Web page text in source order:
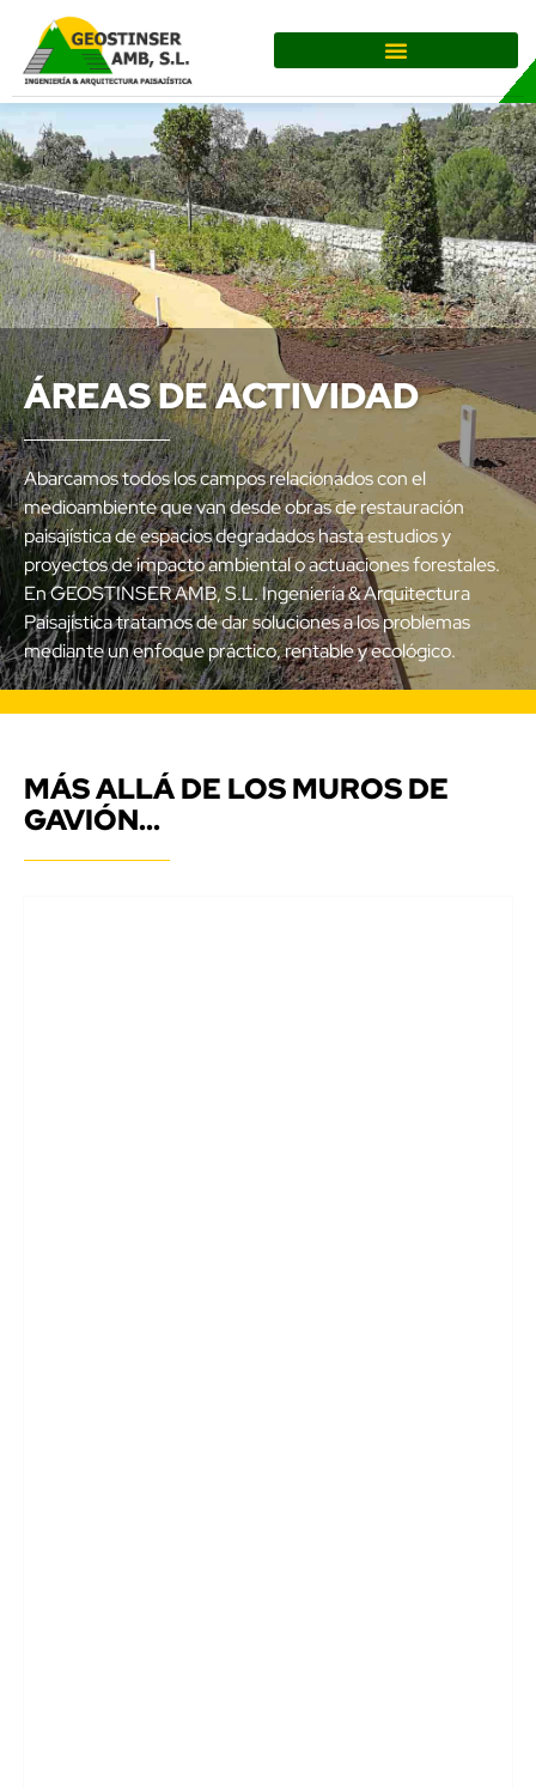
ÁREAS DE ACTIVIDAD
Abarcamos todos los campos relacionados con el
medioambiente que van desde obras de restauración
paisajística de espacios degradados hasta estudios y
proyectos de impacto ambiental o actuaciones forestales.
En GEOSTINSER AMB, S.L. Ingeniería & Arquitectura
Paisajística tratamos de dar soluciones a los problemas
mediante un enfoque práctico, rentable y ecológico.
MÁS ALLÁ DE LOS MUROS DE
GAVIÓN...